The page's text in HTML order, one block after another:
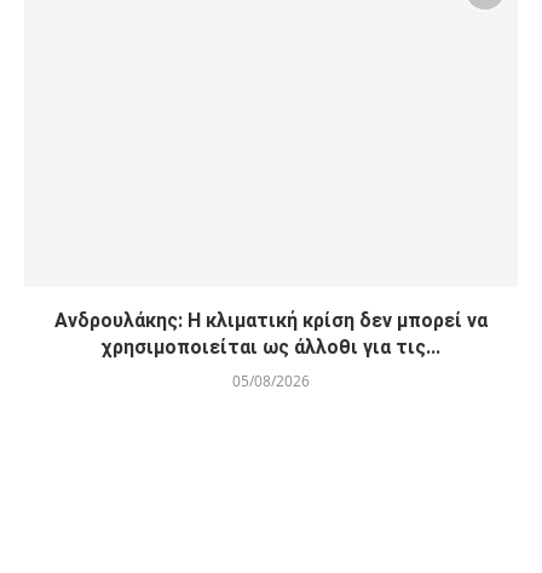
Ανδρουλάκης: Η κλιματική κρίση δεν μπορεί να
χρησιμοποιείται ως άλλοθι για τις...
05/08/2026